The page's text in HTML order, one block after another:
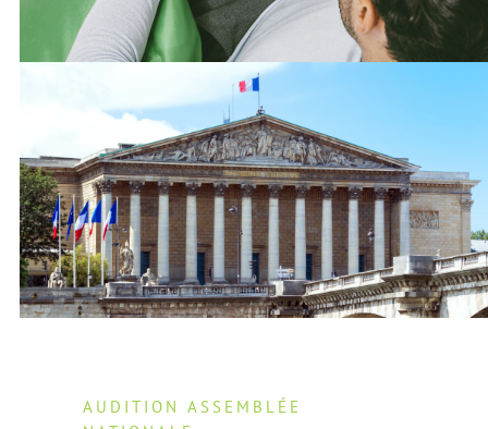
AUDITION ASSEMBLÉE